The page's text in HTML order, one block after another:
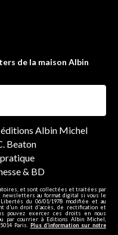
de la maison Albin
éditions Albin Michel
Beaton
pratique
& BD
et sont collectées et traitées par
newsletters au format digital si vous le
du 06/01/1978 modifiée et au
d'un droit d'accès, de rectification et
pouvez exercer ces droits en nous
par courrier à Editions Albin Michel,
Paris. Plus d’information sur notre